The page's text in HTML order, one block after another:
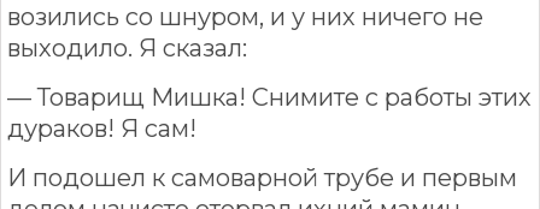
возились со шнуром, и у них ничего не
выходило. Я сказал:
— Товарищ Мишка! Снимите с работы этих
дураков! Я сам!
И подошел к самоварной трубе и первым